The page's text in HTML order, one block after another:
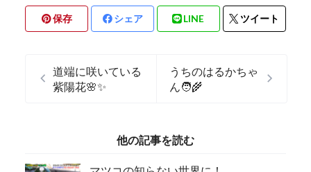
保存 シェア LINE ツイート
道端に咲いている
紫陽花🌸✨
うちのはるかちゃ
ん🧑‍🌾
他の記事を読む